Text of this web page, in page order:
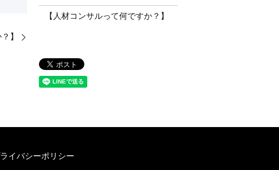
】
【人材コンサルって何ですか？】
イバシーポリシー